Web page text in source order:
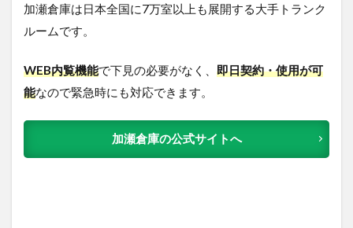
加瀬倉庫は日本全国に7万室以上も展開する大手トランク
ルームです。
WEB内覧機能で下見の必要がなく、 即日契約・使用が可
能なので緊急時にも対応できます。
加瀬倉庫の公式サイトへ